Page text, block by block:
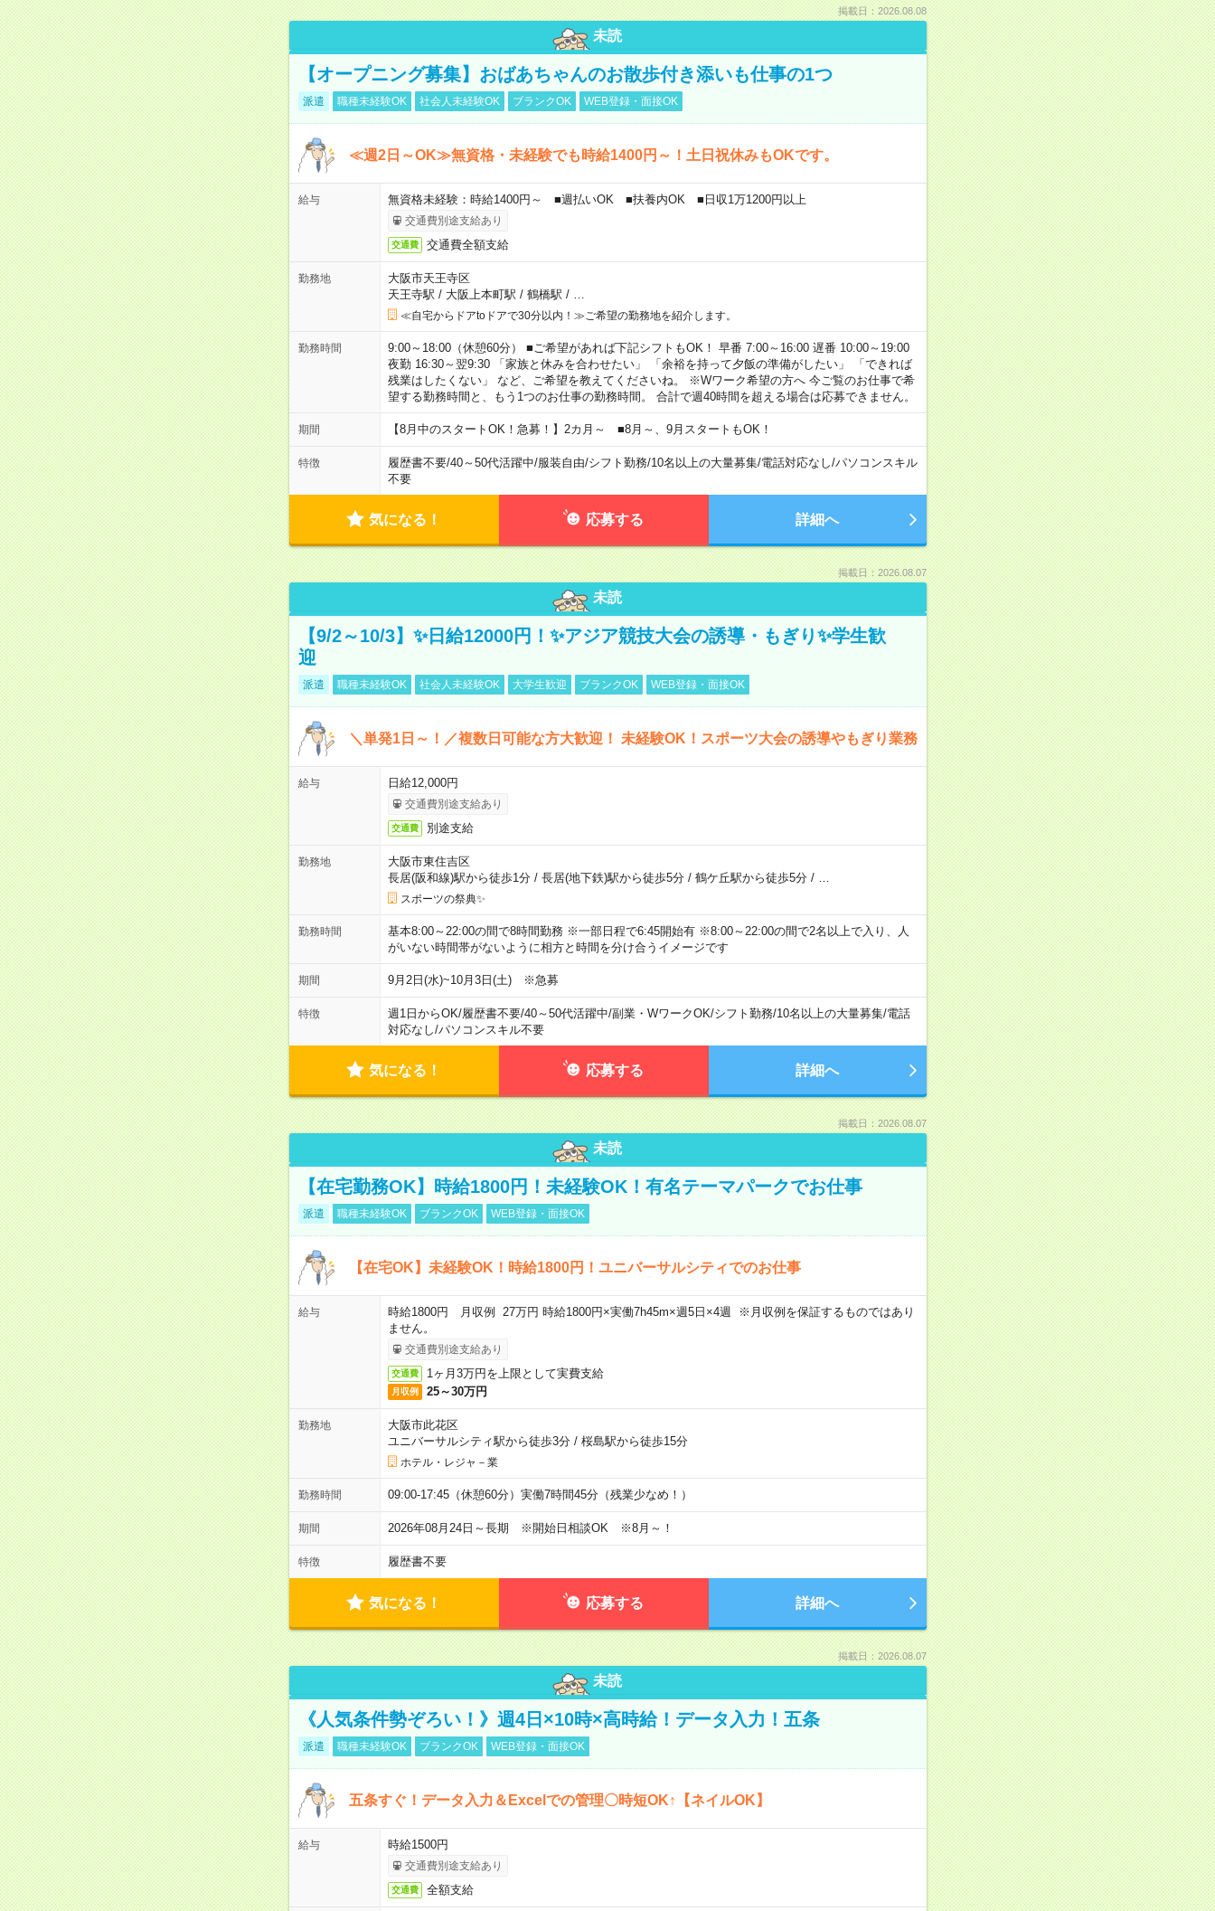
掲載日：2026.08.08
未読
【オープニング募集】おばあちゃんのお散歩付き添いも仕事の1つ
派遣 職種未経験OK 社会人未経験OK ブランクOK WEB登録・面接OK
≪週2日～OK≫無資格・未経験でも時給1400円～！土日祝休みもOKです。
給与 無資格未経験：時給1400円～ ■週払いOK ■扶養内OK ■日収1万1200円以上
交通費別途支給あり
交通費 交通費全額支給
勤務地
大阪市天王寺区
天王寺駅 / 大阪上本町駅 / 鶴橋駅 /
≪自宅からドアtoドアで30分以内！≫ご希望の勤務地を紹介します。
勤務時間
9:00～18:00（休憩60分） ■ご希望があれば下記シフトもOK！ 早番 7:00～16:00 遅番 10:00～19:00
夜勤 16:30～翌9:30 「家族と休みを合わせたい」 「余裕を持って夕飯の準備がしたい」 「できれば
残業はしたくない」 など、ご希望を教えてくださいね。 ※Wワーク希望の方へ 今ご覧のお仕事で希
望する勤務時間と、もう1つのお仕事の勤務時間。 合計で週40時間を超える場合は応募できません。
期間 【8月中のスタートOK！急募！】2カ月～ ■8月～、9月スタートもOK！
特徴 履歴書不要/40～50代活躍中/服装自由/シフト勤務/10名以上の大量募集/電話対応なし/パソコンスキル
不要
気になる！ 応募する 詳細へ
掲載日：2026.08.07
未読
【9/2～10/3】✨日給12000円！✨アジア競技大会の誘導・もぎり✨学生歓
迎
派遣 職種未経験OK 社会人未経験OK 大学生歓迎 ブランクOK WEB登録・面接OK
＼単発1日～！／複数日可能な方大歓迎！ 未経験OK！スポーツ大会の誘導やもぎり業務
給与 日給12,000円
交通費別途支給あり
交通費 別途支給
勤務地
大阪市東住吉区
長居(阪和線)駅から徒歩1分/ 長居(地下鉄)駅から徒歩5分/ 鶴ケ丘駅から徒歩5分/
スポーツの祭典✨
勤務時間
基本8:00～22:00の間で8時間勤務 ※一部日程で6:45開始有 ※8:00～22:00の間で2名以上で入り、人
がいない時間帯がないように相方と時間を分け合うイメージです
期間 9月2日(水)~10月3日(土) ※急募
特徴 週1日からOK/履歴書不要/40～50代活躍中/副業・WワークOK/シフト勤務/10名以上の大量募集/電話
対応なし/パソコンスキル不要
気になる！ 応募する 詳細へ
掲載日：2026.08.07
未読
【在宅勤務OK】時給1800円！未経験OK！有名テーマパークでお仕事
派遣 職種未経験OK ブランクOK WEB登録・面接OK
【在宅OK】未経験OK！時給1800円！ユニバーサルシティでのお仕事
給与
時給1800円 月収例 27万円 時給1800円×実働7h45m×週5日×4週 ※月収例を保証するものではあり
ません。
交通費別途支給あり
交通費 1ヶ月3万円を上限として実費支給
月収例 25～30万円
勤務地
大阪市此花区
ユニバーサルシティ駅から徒歩3分/ 桜島駅から徒歩15分
ホテル・レジャ－業
勤務時間 09:00-17:45（休憩60分）実働7時間45分（残業少なめ！）
期間 2026年08月24日～長期 ※開始日相談OK ※8月～！
特徴 履歴書不要
気になる！ 応募する 詳細へ
掲載日：2026.08.07
未読
《人気条件勢ぞろい！》週4日×10時×高時給！データ入力！五条
派遣 職種未経験OK ブランクOK WEB登録・面接OK
五条すぐ！データ入力＆Excelでの管理〇時短OK↑【ネイルOK】
給与 時給1500円
交通費別途支給あり
交通費 全額支給